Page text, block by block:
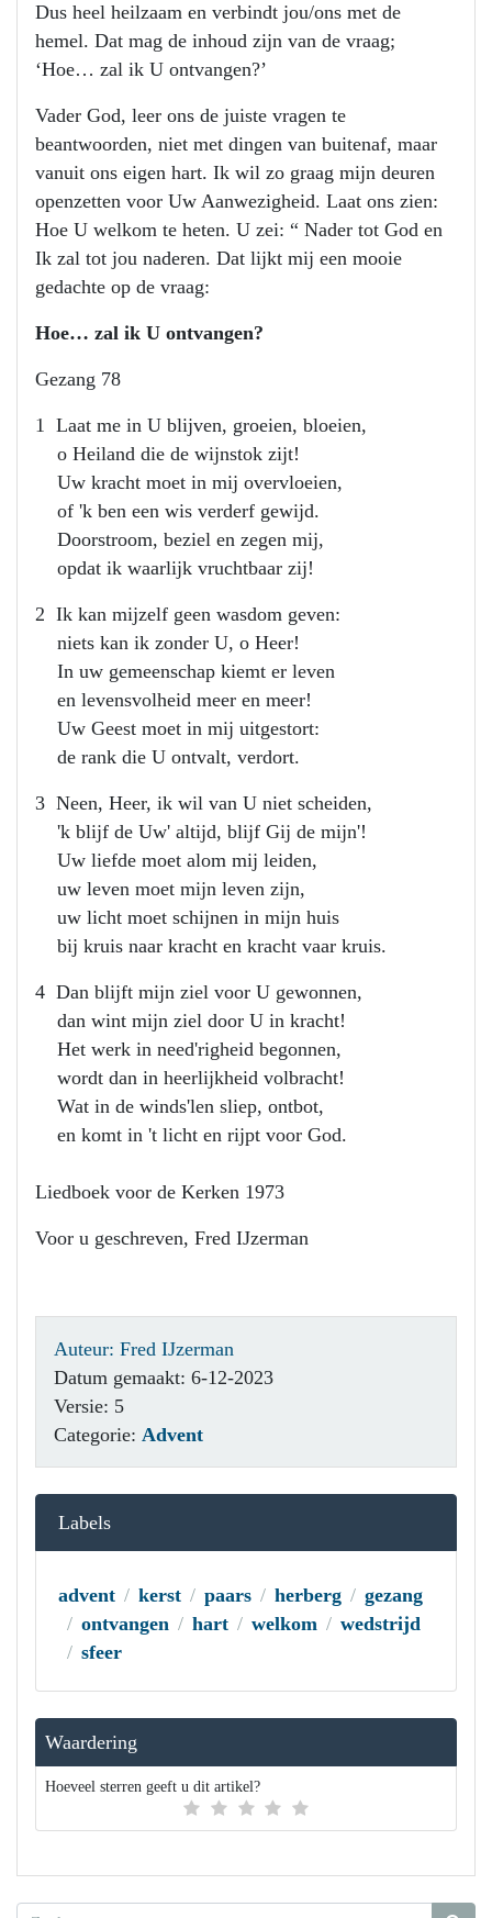
Dus heel heilzaam en verbindt jou/ons met de
hemel. Dat mag de inhoud zijn van de vraag;
‘Hoe… zal ik U ontvangen?’
Vader God, leer ons de juiste vragen te
beantwoorden, niet met dingen van buitenaf, maar
vanuit ons eigen hart. Ik wil zo graag mijn deuren
openzetten voor Uw Aanwezigheid. Laat ons zien:
Hoe U welkom te heten. U zei: “ Nader tot God en
Ik zal tot jou naderen. Dat lijkt mij een mooie
gedachte op de vraag:
Hoe… zal ik U ontvangen?
Gezang 78
1 Laat me in U blijven, groeien, bloeien,
o Heiland die de wijnstok zijt!
Uw kracht moet in mij overvloeien,
of 'k ben een wis verderf gewijd.
Doorstroom, beziel en zegen mij,
opdat ik waarlijk vruchtbaar zij!
2 Ik kan mijzelf geen wasdom geven:
niets kan ik zonder U, o Heer!
In uw gemeenschap kiemt er leven
en levensvolheid meer en meer!
Uw Geest moet in mij uitgestort:
de rank die U ontvalt, verdort.
3 Neen, Heer, ik wil van U niet scheiden,
'k blijf de Uw' altijd, blijf Gij de mijn'!
Uw liefde moet alom mij leiden,
uw leven moet mijn leven zijn,
uw licht moet schijnen in mijn huis
bij kruis naar kracht en kracht vaar kruis.
4 Dan blijft mijn ziel voor U gewonnen,
dan wint mijn ziel door U in kracht!
Het werk in need'righeid begonnen,
wordt dan in heerlijkheid volbracht!
Wat in de winds'len sliep, ontbot,
en komt in 't licht en rijpt voor God.
Liedboek voor de Kerken 1973
Voor u geschreven, Fred IJzerman
Auteur: Fred IJzerman
Datum gemaakt: 6-12-2023
Versie: 5
Categorie: Advent
Labels
advent kerst paars herberg
gezang
ontvangen
hart welkom
wedstrijd
sfeer
Waardering
Hoeveel sterren geeft u dit artikel?